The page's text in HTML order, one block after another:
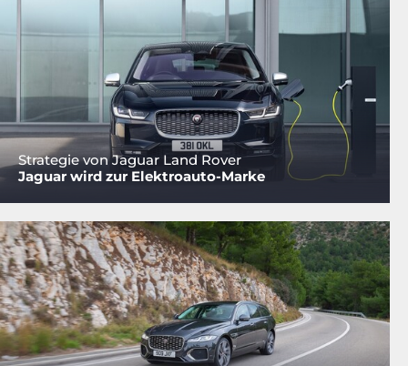
Strategie von Jaguar Land Rover
Jaguar wird zur Elektroauto-Marke